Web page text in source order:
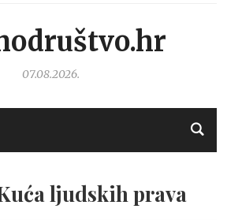
07.08.2026.
ljudskih prava